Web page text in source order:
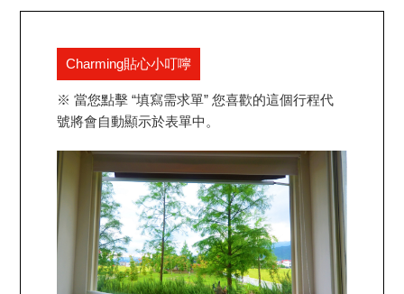
Charming貼心小叮嚀
※ 當您點擊 “填寫需求單” 您喜歡的這個行程代
號將會自動顯示於表單中。